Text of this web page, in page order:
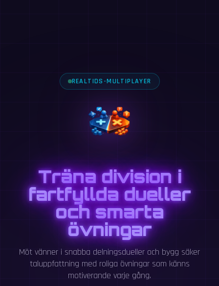
REALTIDS-MULTIPLAYER
Träna division i
fartfyllda dueller
och smarta
övningar
Möt vänner i snabba delningsdueller och bygg säker
taluppfattning med roliga övningar som känns
motiverande varje gång.